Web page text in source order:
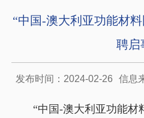
“中国-澳大利亚功能材
聘启
发布时间：2024-02-26 信息
“中国-澳大利亚功能材